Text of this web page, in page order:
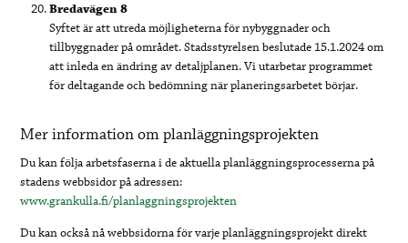
Bredavägen 8
Syftet är att utreda möjligheterna för nybyggnader och
tillbyggnader på området. Stadsstyrelsen beslutade 15.1.2024 om
att inleda en ändring av detaljplanen. Vi utarbetar programmet
för deltagande och bedömning när planeringsarbetet börjar.
Mer information om planläggningsprojekten
Du kan följa arbetsfaserna i de aktuella planläggningsprocesserna på
stadens webbsidor på adressen:
www.grankulla.fi/planlaggningsprojekten
Du kan också nå webbsidorna för varje planläggningsprojekt direkt